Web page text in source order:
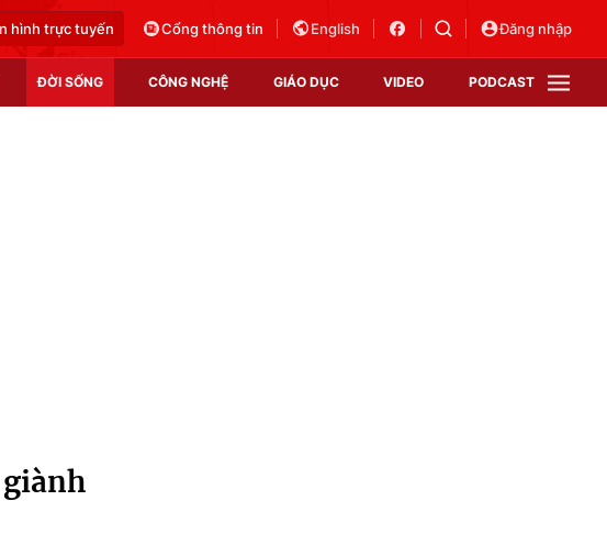
hình trực tuyến Cổng thông tin English Đăng nhập
ĐỜI SỐNG CÔNG NGHỆ GIÁO DỤC VIDEO PODCAST
Infographic
giành